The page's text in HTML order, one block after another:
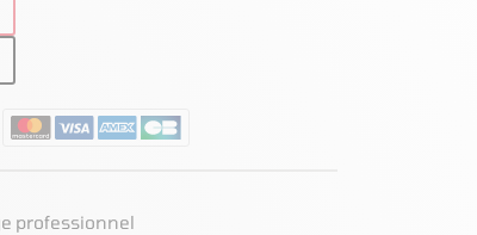
professionnel